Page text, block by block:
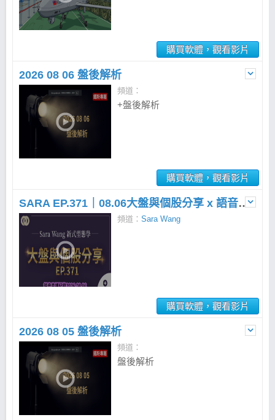
購買軟體，觀看影片
2026 08 06 盤後解析
頻道：
+盤後解析
購買軟體，觀看影片
SARA EP.371｜08.06大盤與個股分享 x 語音直播
頻道： Sara Wang
購買軟體，觀看影片
2026 08 05 盤後解析
頻道：
盤後解析